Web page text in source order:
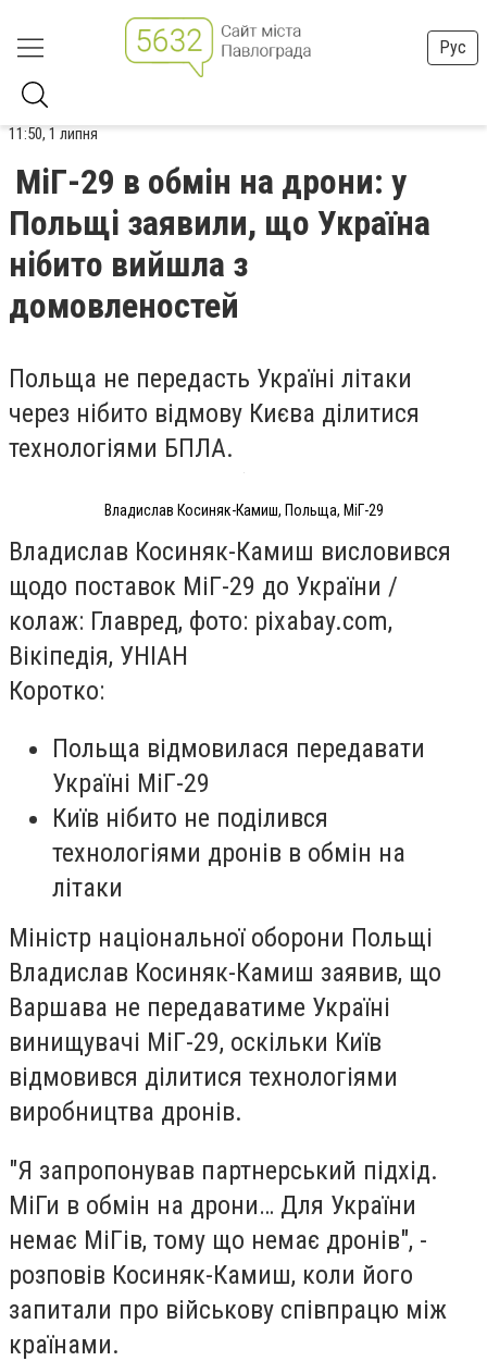
Рус
11:50, 1 липня
МіГ-29 в обмін на дрони: у
Польщі заявили, що Україна
нібито вийшла з
домовленостей
Польща не передасть Україні літаки
через нібито відмову Києва ділитися
технологіями БПЛА.
Владислав Косиняк-Камиш, Польща, МіГ-29
Владислав Косиняк-Камиш висловився
щодо поставок МіГ-29 до України /
колаж: Главред, фото: pixabay.com,
Вікіпедія, УНІАН
Коротко:
Польща відмовилася передавати
Україні МіГ-29
Київ нібито не поділився
технологіями дронів в обмін на
літаки
Міністр національної оборони Польщі
Владислав Косиняк-Камиш заявив, що
Варшава не передаватиме Україні
винищувачі МіГ-29, оскільки Київ
відмовився ділитися технологіями
виробництва дронів.
"Я запропонував партнерський підхід.
МіГи в обмін на дрони… Для України
немає МіГів, тому що немає дронів", -
розповів Косиняк-Камиш, коли його
запитали про військову співпрацю між
країнами.